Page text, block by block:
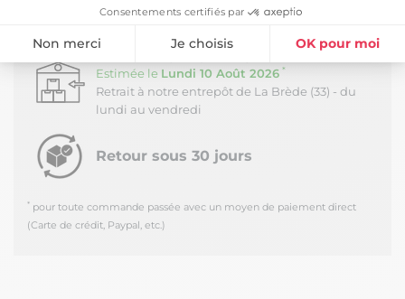
Consentements certifiés par
Non merci Je choisis OK pour moi
Axeptio consent
Plateforme de Gestion du Consentement : Personnalisez vos
Notre plateforme vous permet d'adapter et de gérer vos
Livraison avec un créneau de 2h dans la pièce
Gratuit
Estimée le Lundi 10 Août 2026 *
Retrait à notre entrepôt de La Brède (33) - du
lundi au vendredi
Retour sous 30 jours
* pour toute commande passée avec un moyen de paiement direct
(Carte de crédit, Paypal, etc.)